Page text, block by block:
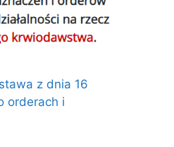
z dnia 16
orderach i